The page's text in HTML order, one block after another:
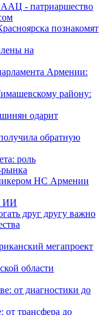
ААЦ - патриаршество
познакомят
на
Армении:
району:
одарит
обратную
роль
рынка
НС Армении
ИИ
друг другу важно
мегапроект
области
от диагностики до
от трансфера до